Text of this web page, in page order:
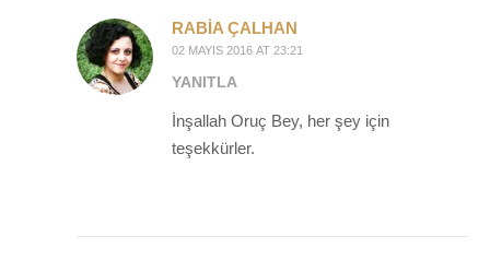
RABIA ÇALHAN
02 MAYIS 2016 AT 23:21
YANITLA
İnşallah Oruç Bey, her şey için
teşekkürler.